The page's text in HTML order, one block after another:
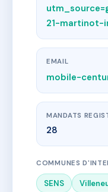
21-martinot-
EMAIL
mobile-
MANDATS
28
COMMUNES
SENS